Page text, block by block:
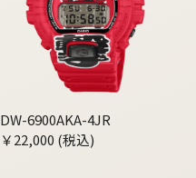
DW-6900AKA-4JR
￥22,000 (税込)